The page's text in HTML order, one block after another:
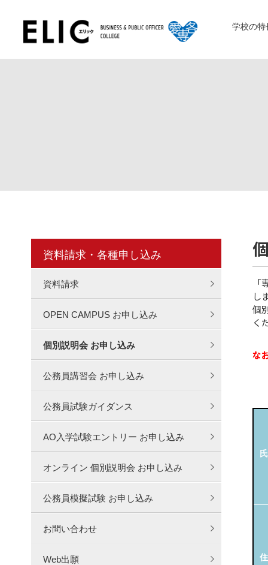
学校の特
し
個
く
な
資料請求・各種申し込み
資料請求
OPEN CAMPUS お申し込み
個別説明会 お申し込み
公務員講習会 お申し込み
公務員試験ガイダンス
AO入学試験エントリー お申し込み
オンライン 個別説明会 お申し込み
公務員模擬試験 お申し込み
お問い合わせ
Web出願